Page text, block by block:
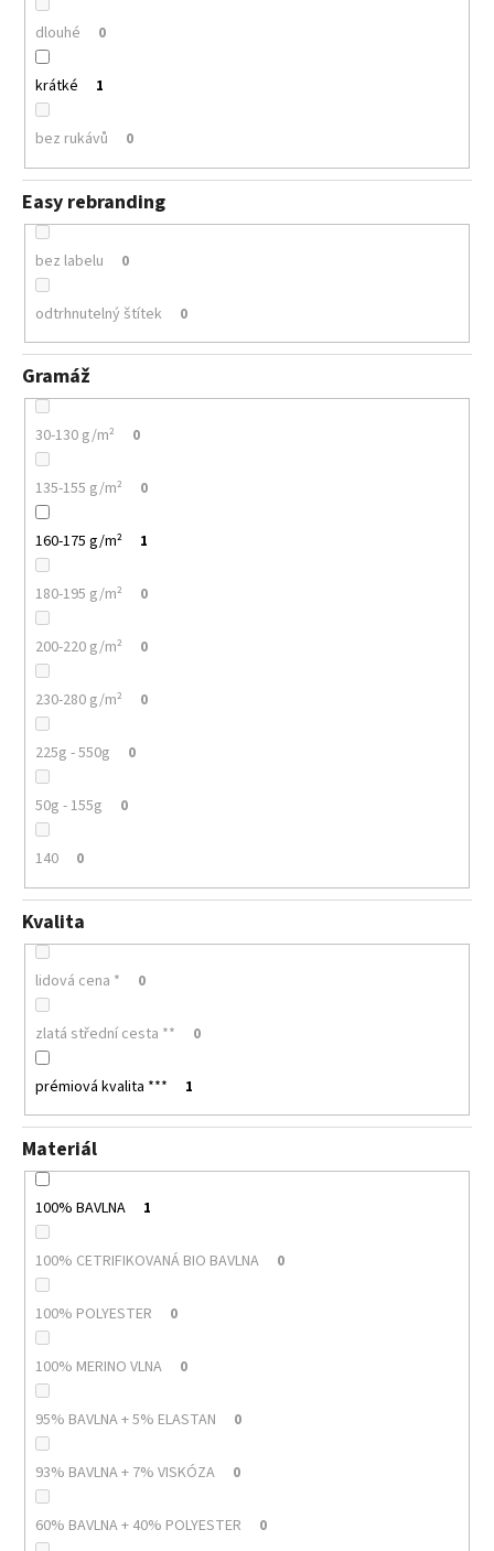
dlouhé 0
krátké 1
bez rukávů 0
Easy rebranding
bez labelu 0
odtrhnutelný štítek 0
Gramáž
30-130 g/m² 0
135-155 g/m² 0
160-175 g/m² 1
180-195 g/m² 0
200-220 g/m² 0
230-280 g/m² 0
225g - 550g 0
50g - 155g 0
140 0
Kvalita
lidová cena * 0
zlatá střední cesta ** 0
prémiová kvalita *** 1
Materiál
100% BAVLNA 1
100% CETRIFIKOVANÁ BIO BAVLNA 0
100% POLYESTER 0
100% MERINO VLNA 0
95% BAVLNA + 5% ELASTAN 0
93% BAVLNA + 7% VISKÓZA 0
60% BAVLNA + 40% POLYESTER 0